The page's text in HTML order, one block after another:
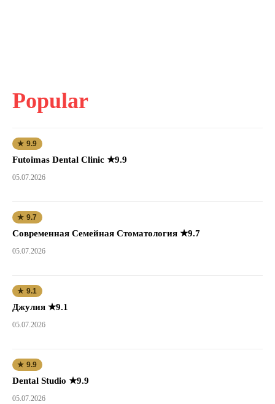
Popular
★ 9.9
Futoimas Dental Clinic ★9.9
05.07.2026
★ 9.7
Современная Семейная Стоматология ★9.7
05.07.2026
★ 9.1
Джулия ★9.1
05.07.2026
★ 9.9
Dental Studio ★9.9
05.07.2026